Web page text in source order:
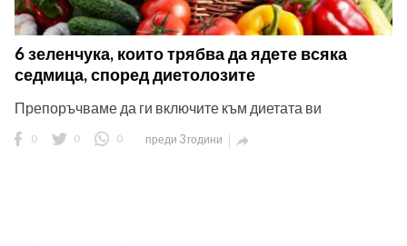
6 зеленчука, които трябва да ядете всяка
седмица, според диетолозите
Препоръчваме да ги включите към диетата ви
0 0 0 преди 3 години 